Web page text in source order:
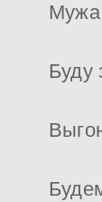
Мужа
Буду